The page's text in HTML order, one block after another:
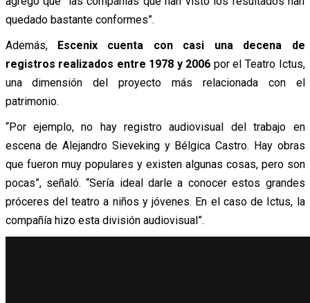
quedado bastante conformes”.
Además, Escenix cuenta con casi una decena de
registros realizados entre 1978 y 2006 por el Teatro Ictus,
una dimensión del proyecto más relacionada con el
patrimonio.
“Por ejemplo, no hay registro audiovisual del trabajo en
escena de Alejandro Sieveking y Bélgica Castro. Hay obras
que fueron muy populares y existen algunas cosas, pero son
pocas”, señaló. “Sería ideal darle a conocer estos grandes
próceres del teatro a niños y jóvenes. En el caso de Ictus, la
compañía hizo esta división audiovisual”.